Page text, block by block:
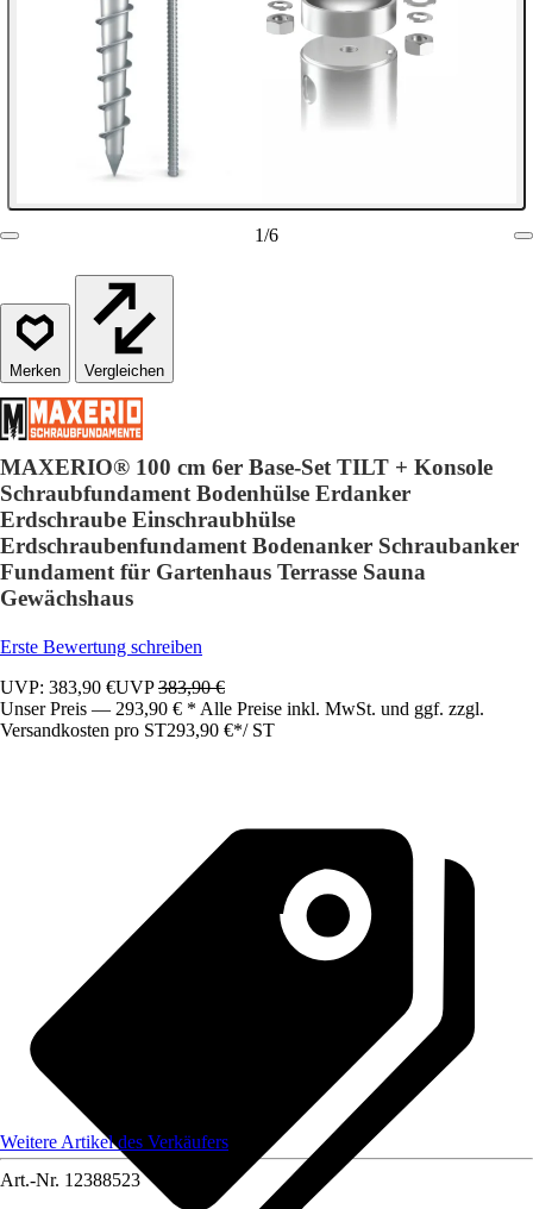
1/6
Vergleichen
MAXERIO® 100 cm 6er Base-Set TILT + Konsole
Schraubfundament Bodenhülse Erdanker
Erdschraube Einschraubhülse
Erdschraubenfundament Bodenanker Schraubanker
Fundament für Gartenhaus Terrasse Sauna
Gewächshaus
Erste Bewertung schreiben
UVP: 383,90 €UVP383,90 €
Unser Preis — 293,90 € * Alle Preise inkl. MwSt. und ggf. zzgl.
Versandkosten pro ST293,90 €*/ ST
Weitere Artikel des Verkäufers
Art.-Nr. 12388523